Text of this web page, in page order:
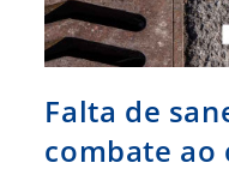
Falta de
combate ao